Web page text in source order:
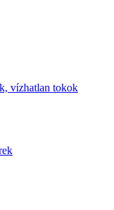
vízhatlan tokok